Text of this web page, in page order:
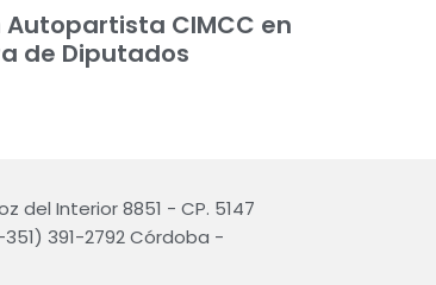
Autopartista CIMCC en
de Diputados
del Interior 8851 - CP. 5147
391-2792 Córdoba -